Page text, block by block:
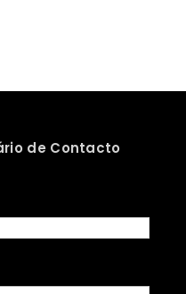
de Contacto